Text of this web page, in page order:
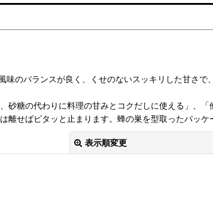
のバランスが良く、くせのないスッキリした甘さで
糖の代わりに料理の甘みとコクだしに使える」、
せばピタッと止まります。蜂の巣を型取ったパッ
表示順変更